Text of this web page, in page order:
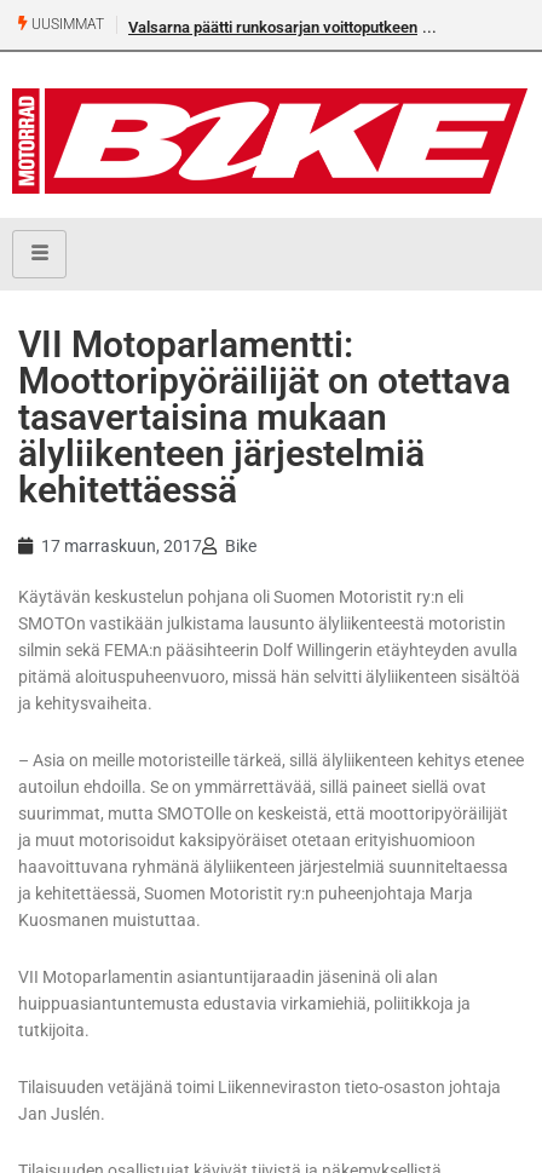
UUSIMMAT Valsarna päätti runkosarjan voittoputkeen
VII Motoparlamentti:
Moottoripyöräilijät on otettava
tasavertaisina mukaan
älyliikenteen järjestelmiä
kehitettäessä
17 marraskuun, 2017 Bike
Käytävän keskustelun pohjana oli Suomen Motoristit ry:n eli
SMOTOn vastikään julkistama lausunto älyliikenteestä motoristin
silmin sekä FEMA:n pääsihteerin Dolf Willingerin etäyhteyden avulla
pitämä aloituspuheenvuoro, missä hän selvitti älyliikenteen sisältöä
ja kehitysvaiheita.
– Asia on meille motoristeille tärkeä, sillä älyliikenteen kehitys etenee
autoilun ehdoilla. Se on ymmärrettävää, sillä paineet siellä ovat
suurimmat, mutta SMOTOlle on keskeistä, että moottoripyöräilijät
ja muut motorisoidut kaksipyöräiset otetaan erityishuomioon
haavoittuvana ryhmänä älyliikenteen järjestelmiä suunniteltaessa
ja kehitettäessä, Suomen Motoristit ry:n puheenjohtaja Marja
Kuosmanen muistuttaa.
VII Motoparlamentin asiantuntijaraadin jäseninä oli alan
huippuasiantuntemusta edustavia virkamiehiä, poliitikkoja ja
tutkijoita.
Tilaisuuden vetäjänä toimi Liikenneviraston tieto-osaston johtaja
Jan Juslén.